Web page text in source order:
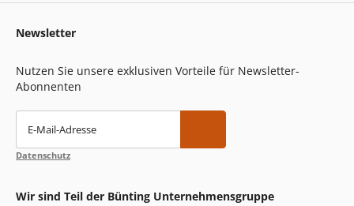
Newsletter
Nutzen Sie unsere exklusiven Vorteile für Newsletter-
Abonnenten
E-Mail-Adresse
Datenschutz
Wir sind Teil der Bünting Unternehmensgruppe